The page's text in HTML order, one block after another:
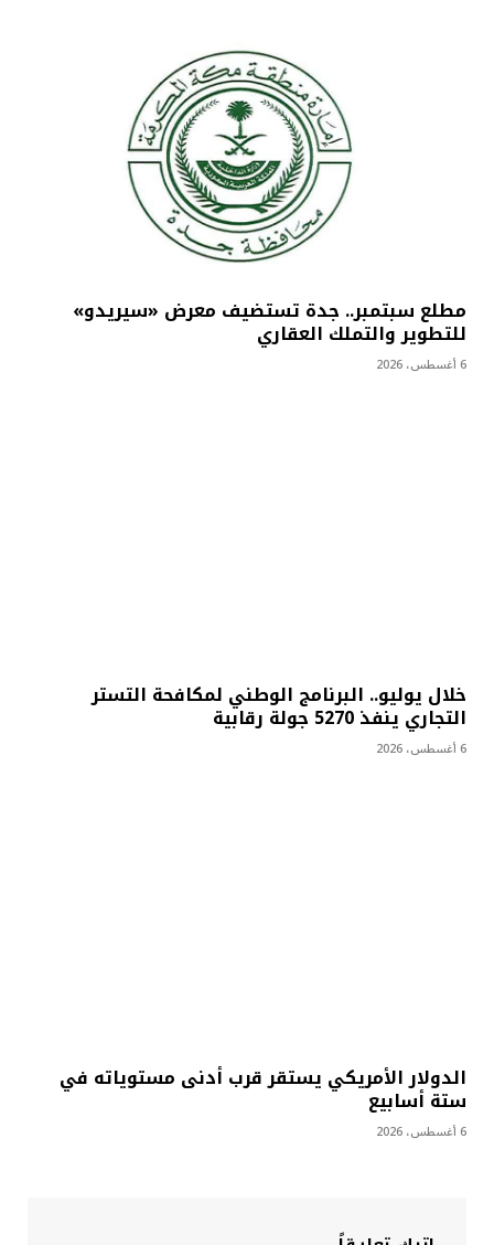
مطلع سبتمبر.. جدة تستضيف معرض «سيريدو»
للتطوير والتملك العقاري
6 أغسطس، 2026
خلال يوليو.. البرنامج الوطني لمكافحة التستر
التجاري ينفذ 5270 جولة رقابية
6 أغسطس، 2026
الدولار الأمريكي يستقر قرب أدنى مستوياته في
ستة أسابيع
6 أغسطس، 2026